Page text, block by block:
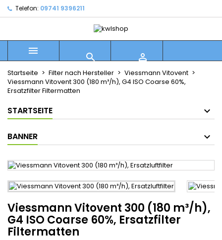
Telefon: 09741 9396211
  
Startseite Filter nach Hersteller
Viessmann Vitovent
Viessmann Vitovent 300 (180 m³/h), G4 ISO Coarse 60%,
Ersatzfilter Filtermatten
STARTSEITE
BANNER
Viessmann Vitovent 300 (180 m³/h),
G4 ISO Coarse 60%, Ersatzfilter
Filtermatten